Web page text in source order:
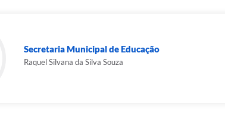
Secretaria Municipal de Educação
Raquel Silvana da Silva Souza